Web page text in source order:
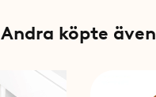
Andra köpte även